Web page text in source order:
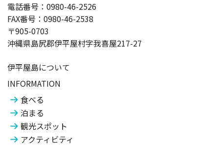
電話番号：0980-46-2526
FAX番号：0980-46-2538
〒905-0703
沖縄県島尻郡伊平屋村字我喜屋217-27
伊平屋島について
INFORMATION
食べる
泊まる
観光スポット
アクティビティ